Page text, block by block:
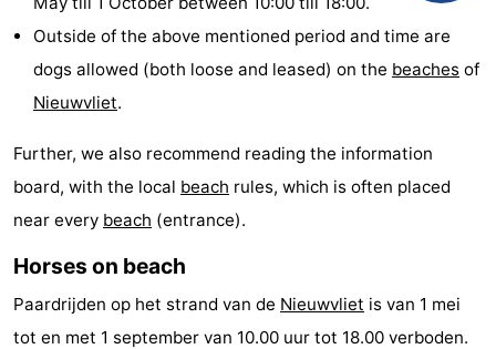
Noordzee
Cadzand-
Bad
Nieuwvliet-
Bad
Schoneveld
Strand
Nieuwvliet-
Bad
-
Zeebad
-
Zonneweelde
-
Outside of the above mentioned period and time are
dogs allowed (both loose and leased) on the beaches of
Nieuwvliet.
Further, we also recommend reading the information
board, with the local beach rules, which is often placed
near every beach (entrance).
Horses on beach
Paardrijden op het strand van de Nieuwvliet is van 1 mei
tot en met 1 september van 10.00 uur tot 18.00 verboden.